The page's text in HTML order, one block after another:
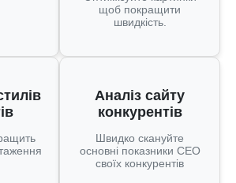
щоб покращити
швидкість.
Аналіз сайту
конкурентів
Швидко скануйте
основні показники СЕО
своїх конкурентів